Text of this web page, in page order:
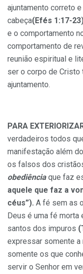
ajuntamento correto
cabeça(Efés 1:17-
e o comportamento
comportamento de
reunião espiritual e
ser o corpo de Cristo
ajuntamento.
PARA
verdadeiros todos
manifestação além
os falsos dos
obediênciaque faz
aquele que faz a
céus”). A fé sem as
Deus é uma fé morta
santos dos impuros
expressar somente
somente os que
servir o Senhor em